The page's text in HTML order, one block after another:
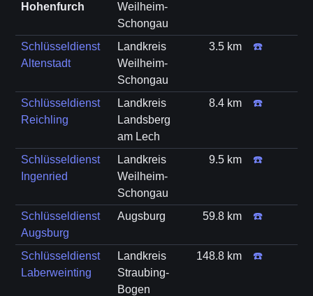
Hohenfurch
Weilheim-
Schongau
Schlüsseldienst
Altenstadt
Landkreis
Weilheim-
Schongau
3.5 km ☎️
Schlüsseldienst
Reichling
Landkreis
Landsberg
am Lech
8.4 km ☎️
Schlüsseldienst
Ingenried
Landkreis
Weilheim-
Schongau
9.5 km ☎️
Schlüsseldienst
Augsburg
Augsburg 59.8 km ☎️
Schlüsseldienst
Laberweinting
Landkreis
Straubing-
Bogen
148.8 km ☎️